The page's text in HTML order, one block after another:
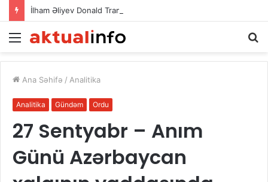
İlham Əliyev Donald Trampla danışdı
Menu
Ana Səhifə / Analitika
Analitika Gündəm Ordu
27 Sentyabr – Anım
Günü Azərbaycan